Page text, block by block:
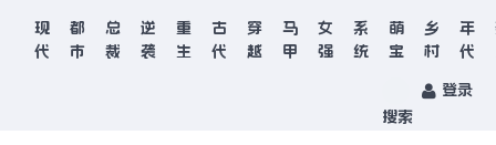
现
代
都
市
总
裁
逆
袭
重
生
古
代
穿
越
马
甲
女
强
系
统
萌
宝
乡
村
年
代
搜索
登录